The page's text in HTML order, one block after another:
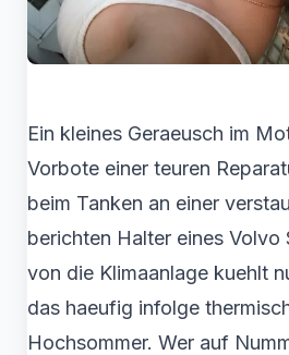
Ein kleines Geraeusch im
Vorbote einer teuren
beim Tanken an einer
berichten Halter eines Volvo
von die Klimaanlage kuehlt
das haeufig infolge
Hochsommer. Wer auf